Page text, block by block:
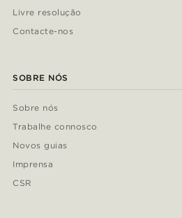
Livre resolução
Contacte-nos
SOBRE NÓS
Sobre nós
Trabalhe connosco
Novos guias
Imprensa
CSR